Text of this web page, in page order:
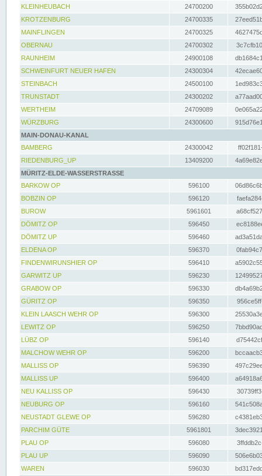
KLEINHEUBACH 24700200
KROTZENBURG
24700335
MAINFLINGEN
24700325
OBERNAU
24700302
RAUNHEIM
24900108
SCHWEINFURT NEUER HAFEN
24300304
STEINBACH
24500100
TRUNSTADT
24300202
WERTHEIM
24709089
WÜRZBURG
24300600
MAIN-DONAU-KANAL
BAMBERG
24300042
RIEDENBURG_UP
13409200
MÜRITZ-ELDE-WASSERSTRASSE
BARKOW OP
596100
BOBZIN OP
596120
BUROW
5961601
DÖMITZ OP
596450
DÖMITZ UP
596460
ELDENA OP
596370
FINDENWIRUNSHIER OP
596410
GARWITZ UP
596230
GRABOW OP
596330
GÜRITZ OP
596350
KLEIN LAASCH WEHR OP
596300
LEWITZ OP
596250
LÜBZ OP
596140
MALCHOW WEHR OP
596200
MALLISS OP
596390
MALLISS UP
596400
NEU KALLISS OP
596430
NEUBURG OP
596160
NEUSTADT GLEWE OP
596280
PARCHIM GÜTE
5961801
PLAU OP
596080
PLAU UP
596090
WAREN
596030